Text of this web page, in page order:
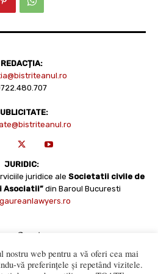
REDACȚIA:
JURIDIC:
juridice ale Societatii civile de
Asociatii” din Baroul Bucuresti
nostru web pentru a vă oferi cea mai
vă preferințele și repetând vizitele.